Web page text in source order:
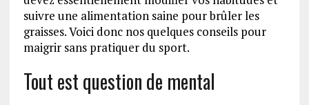
suivre une alimentation saine pour brûler les
graisses. Voici donc nos quelques conseils pour
maigrir sans pratiquer du sport.
Tout est question de mental